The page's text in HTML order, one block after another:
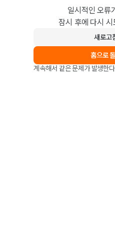
일시적인 오류
잠시 후에 다시
새로고
홈으로
계속해서 같은 문제가 발생한